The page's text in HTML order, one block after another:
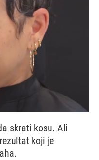
skrati kosu. Ali
koji je